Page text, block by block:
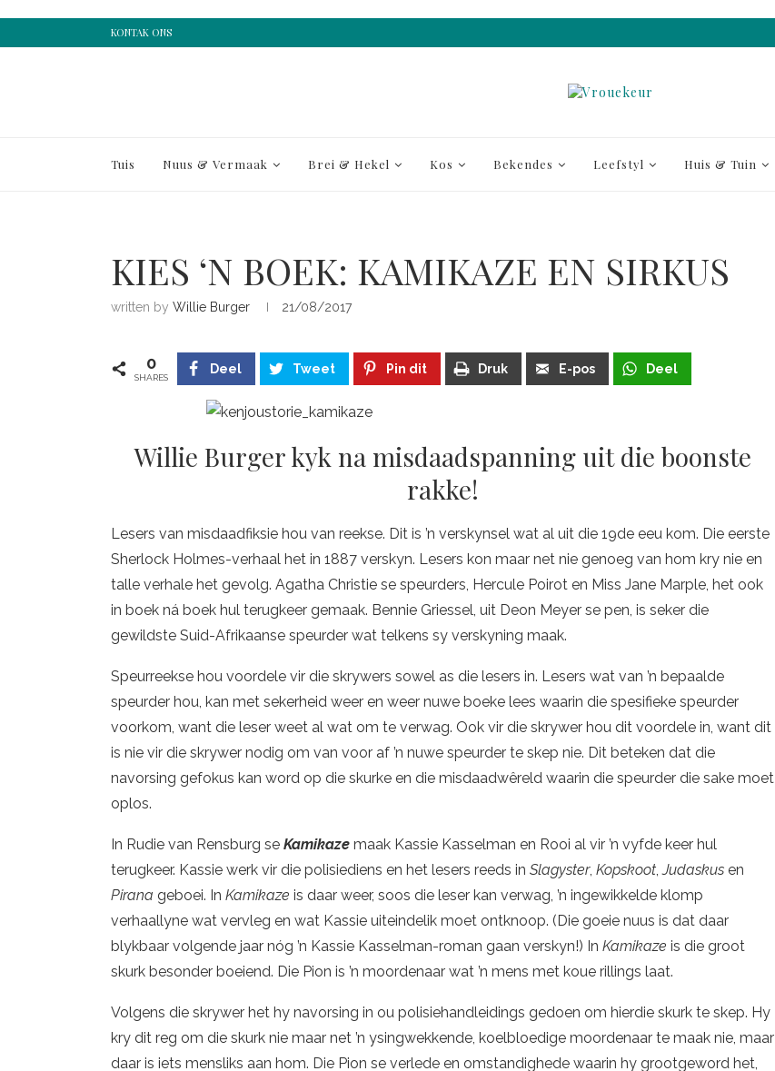
KONTAK ONS
Tuis Nuus & Vermaak Brei & Hekel Kos Bekendes Leefstyl Huis & Tuin
KIES ‘N BOEK: KAMIKAZE EN SIRKUS
written by Willie Burger 21/08/2017
0
SHARES
Deel Tweet Pin dit Druk E-pos Deel
Willie Burger kyk na misdaadspanning uit die boonste
rakke!
Lesers van misdaadfiksie hou van reekse. Dit is ’n verskynsel wat al uit die 19de eeu kom. Die eerste
Sherlock Holmes-verhaal het in 1887 verskyn. Lesers kon maar net nie genoeg van hom kry nie en
talle verhale het gevolg. Agatha Christie se speurders, Hercule Poirot en Miss Jane Marple, het ook
in boek ná boek hul terugkeer gemaak. Bennie Griessel, uit Deon Meyer se pen, is seker die
gewildste Suid-Afrikaanse speurder wat telkens sy verskyning maak.
Speurreekse hou voordele vir die skrywers sowel as die lesers in. Lesers wat van ’n bepaalde
speurder hou, kan met sekerheid weer en weer nuwe boeke lees waarin die spesifieke speurder
voorkom, want die leser weet al wat om te verwag. Ook vir die skrywer hou dit voordele in, want dit
is nie vir die skrywer nodig om van voor af ’n nuwe speurder te skep nie. Dit beteken dat die
navorsing gefokus kan word op die skurke en die misdaadwêreld waarin die speurder die sake moet
oplos.
In Rudie van Rensburg se Kamikaze maak Kassie Kasselman en Rooi al vir ’n vyfde keer hul
terugkeer. Kassie werk vir die polisiediens en het lesers reeds in Slagyster, Kopskoot,Judaskus en
Pirana geboei. In Kamikaze is daar weer, soos die leser kan verwag, ’n ingewikkelde klomp
verhaallyne wat vervleg en wat Kassie uiteindelik moet ontknoop. (Die goeie nuus is dat daar
blykbaar volgende jaar nóg ’n Kassie Kasselman-roman gaan verskyn!) In Kamikaze is die groot
skurk besonder boeiend. Die Pion is ’n moordenaar wat ’n mens met koue rillings laat.
Volgens die skrywer het hy navorsing in ou polisiehandleidings gedoen om hierdie skurk te skep. Hy
kry dit reg om die skurk nie maar net ’n ysingwekkende, koelbloedige moordenaar te maak nie, maar
daar is iets mensliks aan hom. Die Pion se verlede en omstandighede waarin hy grootgeword het,